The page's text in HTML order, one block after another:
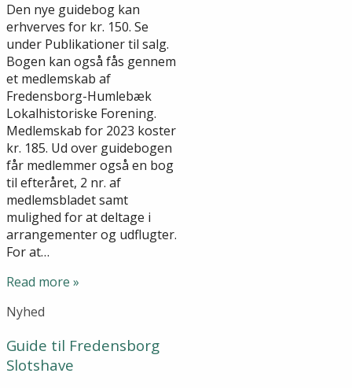
Den nye guidebog kan
erhverves for kr. 150. Se
under Publikationer til salg.
Bogen kan også fås gennem
et medlemskab af
Fredensborg-Humlebæk
Lokalhistoriske Forening.
Medlemskab for 2023 koster
kr. 185. Ud over guidebogen
får medlemmer også en bog
til efteråret, 2 nr. af
medlemsbladet samt
mulighed for at deltage i
arrangementer og udflugter.
For at…
Read more »
Nyhed
Guide til Fredensborg
Slotshave